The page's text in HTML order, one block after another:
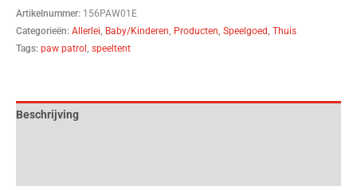
Artikelnummer: 156PAW01E
Categorieën: Allerlei, Baby/Kinderen, Producten, Speelgoed, Thuis
Tags: paw patrol, speeltent
Beschrijving